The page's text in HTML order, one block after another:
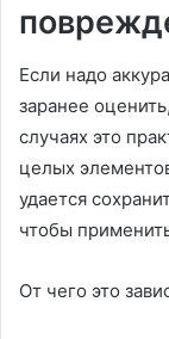
Если надо
заранее
случаях это
целых
удается
чтобы
От чего это